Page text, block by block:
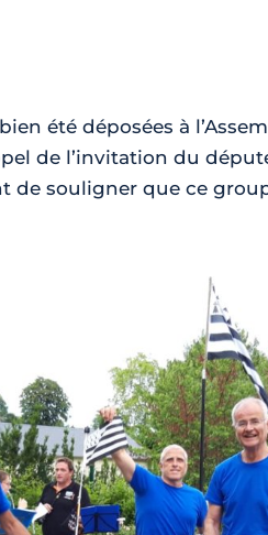
été déposées à
de l’invitation du
de souligner que ce